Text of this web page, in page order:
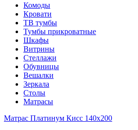
Комоды
Кровати
ТВ тумбы
Тумбы прикроватные
Шкафы
Витрины
Стеллажи
Обувницы
Вешалки
Зеркала
Столы
Матрасы
Матрас Платинум Кисс 140x200